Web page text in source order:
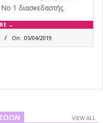
Νο 1 διασκεδαστής.
→
On: 05/04/2019
ΖΏΩΝ VIEW ALL